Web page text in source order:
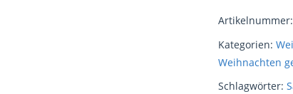
Artikelnummer:
Kategorien:
Weihnachten
Schlagwörter: